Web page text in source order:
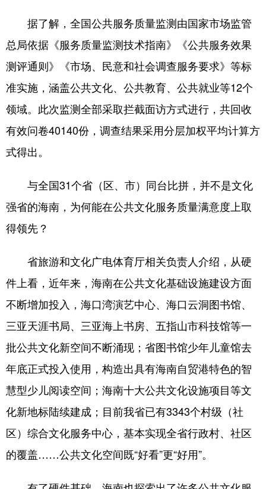
据了解，全国公共服务质量监测由国家市场监管
总局依据《服务质量监测技术指南》《公共服务效果
测评通则》《市场、民意和社会调查服务要求》等标
准实施，涵盖公共文化、公共教育、公共就业等12个
领域。此次监测全部采取拦截面访方式进行，共回收
有效问卷40140份，调查结果采用分层加权平均计算方
式得出。
与全国31个省（区、市）同台比拼，并不是文化
强省的海南，为何能在公共文化服务质量满意度上取
得领先？
省旅游和文化广电体育厅相关负责人介绍，从硬
件上看，近年来，海南在公共文化基础设施建设方面
不断增加投入，海口湾演艺中心、海口云洞图书馆、
三亚天涯书局、三亚海上书房、五指山市科技馆等一
批公共文化新空间不断涌现；省图书馆少年儿童馆去
年底正式投入使用，构造出具有海南自贸港特色的智
慧型少儿阅读空间；海南十大公共文化设施项目等文
化新地标陆续建成；目前我省已有3343个村级（社
区）综合文化服务中心，基本实现全省行政村、社区
的覆盖……公共文化空间既“好看”更“好用”。